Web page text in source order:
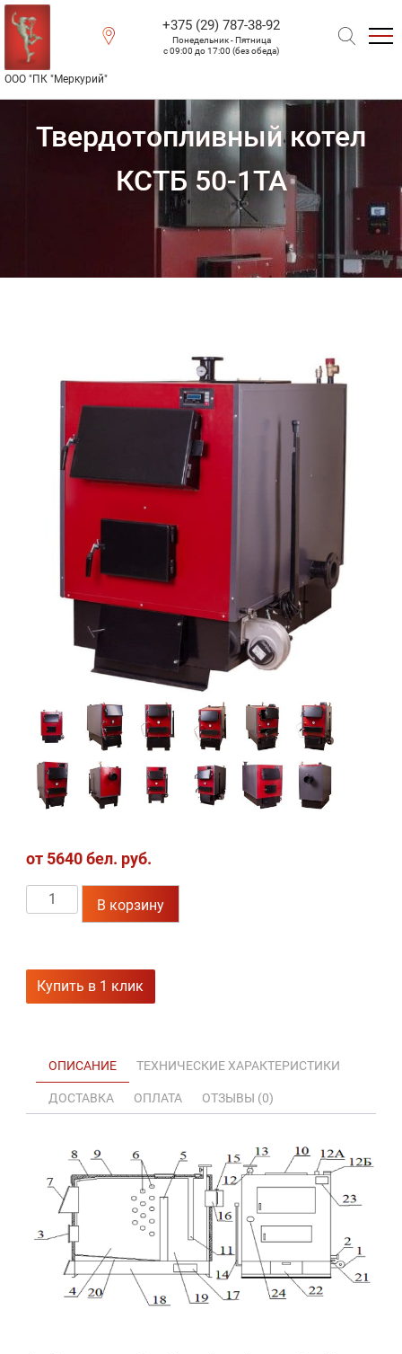
Skip
to
ООО "ПК "Меркурий"
+375 (29) 787-38-92
Понедельник - Пятница
с 09:00 до 17:00 (без обеда)
Твердотопливный котел
КСТБ 50-1ТА
от 5640бел. руб.
Количество
товара
КСТБ
50-
В корзину
Купить в 1 клик
ОПИСАНИЕ ТЕХНИЧЕСКИЕ ХАРАКТЕРИСТИКИ
ДОСТАВКА ОПЛАТА ОТЗЫВЫ (0)